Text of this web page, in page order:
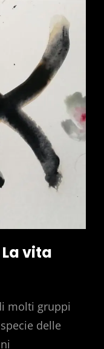
vita
molti gruppi
delle